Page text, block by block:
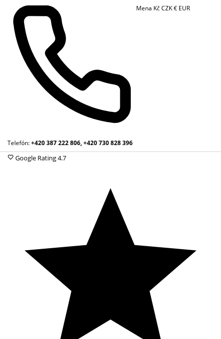
Telefón:+420 387 222 806, +420 730 828 396
Mena KčCZK€ EUR
Google Rating4.7